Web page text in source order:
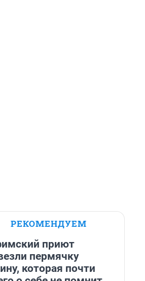
РЕКОМЕНДУЕМ
приют
пермячку
которая почти